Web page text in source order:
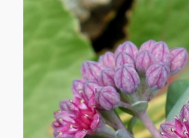
Седум пурпурный